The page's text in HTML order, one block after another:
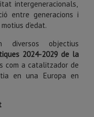
intergeneracionals,
entre generacions i
d’edat.
diversos objectius
2024-2029 de la
com a catalitzador de
en una Europa en